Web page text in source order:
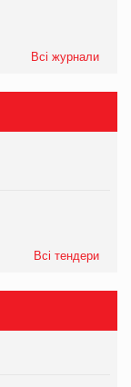
Всі журнали
Всі тендери